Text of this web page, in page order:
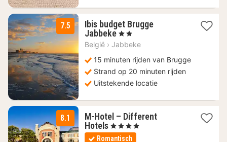
7.5
Ibis budget Brugge
Jabbeke 1
nacht
64
€
, 2 Sterren
België › Jabbeke
15 minuten rijden van Brugge
Strand op 20 minuten rijden
Uitstekende locatie
8.1
M-Hotel – Different
Hotels 3
nachten
, 4 Sterren
Romantisch